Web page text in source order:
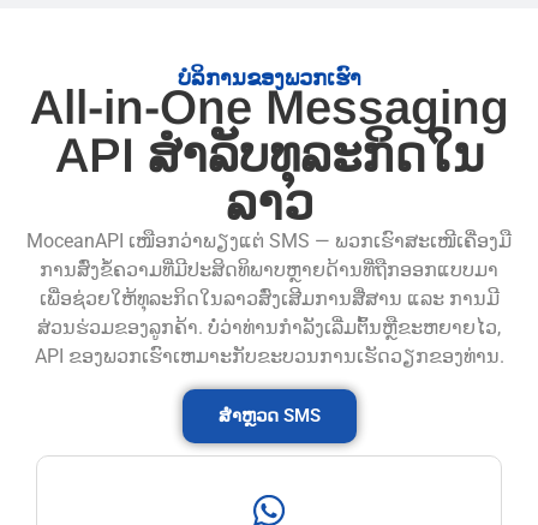
ບໍລິການຂອງພວກເຮົາ
All-in-One Messaging
API ສໍາລັບທຸລະກິດໃນ
ລາວ
MoceanAPI ເໜືອກວ່າພຽງແຕ່ SMS — ພວກເຮົາສະເໜີເຄື່ອງມື
ການສົ່ງຂໍ້ຄວາມທີ່ມີປະສິດທິພາບຫຼາຍດ້ານທີ່ຖືກອອກແບບມາ
ເພື່ອຊ່ວຍໃຫ້ທຸລະກິດໃນລາວສົ່ງເສີມການສື່ສານ ແລະ ການມີ
ສ່ວນຮ່ວມຂອງລູກຄ້າ. ບໍ່ວ່າທ່ານກໍາລັງເລີ່ມຕົ້ນຫຼືຂະຫຍາຍໄວ,
API ຂອງພວກເຮົາເຫມາະກັບຂະບວນການເຮັດວຽກຂອງທ່ານ.
ສຳຫຼວດ SMS